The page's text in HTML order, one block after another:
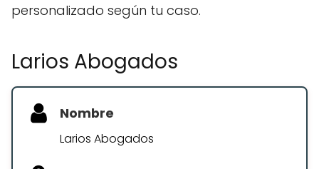
personalizado según tu caso.
Larios Abogados
Nombre
Larios Abogados